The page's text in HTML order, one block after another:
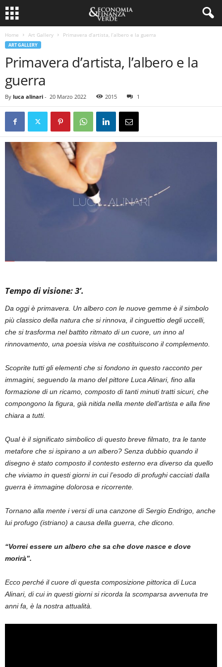
Home Art Gallery Primavera d’artista, l’albero e la guerra
ART GALLERY
Primavera d’artista, l’albero e la
guerra
By luca alinari - 20 Marzo 2022 2015 1
Tempo di visione: 3’.
Da oggi è primavera. Un albero con le nuove gemme è il simbolo
più classico della natura che si rinnova, il cinguettio degli uccelli,
che si trasforma nel battito ritmato di un cuore, un inno al
rinnovamento, una poesia visiva ne costituiscono il complemento.
Scoprite tutti gli elementi che si fondono in questo racconto per
immagini, seguendo la mano del pittore Luca Alinari, fino alla
formazione di un ricamo, composto di tanti minuti tratti sicuri, che
compongono la figura, già nitida nella mente dell’artista e alla fine
chiara a tutti.
Qual è il significato simbolico di questo breve filmato, tra le tante
metafore che si ispirano a un albero? Senza dubbio quando il
disegno è stato composto il contesto esterno era diverso da quello
che viviamo in questi giorni in cui l’esodo di profughi cacciati dalla
guerra è immagine dolorosa e ricorrente.
Tornano alla mente i versi di una canzone di Sergio Endrigo, anche
lui profugo (istriano) a causa della guerra, che dicono.
“Vorrei essere un albero che sa che dove nasce e dove
morirà”.
Ecco perché il cuore di questa composizione pittorica di Luca
Alinari, di cui in questi giorni si ricorda la scomparsa avvenuta tre
anni fa, è la nostra attualità.